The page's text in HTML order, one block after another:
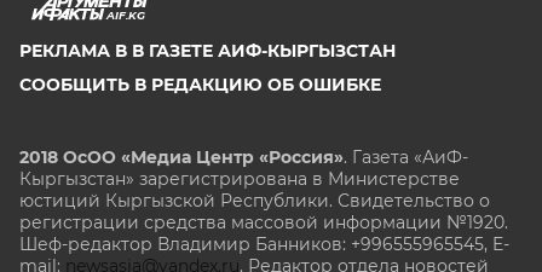
AIF.KG
РЕКЛАМА В В ГАЗЕТЕ АИФ-КЫРГЫЗСТАН
СООБЩИТЬ В РЕДАКЦИЮ ОБ ОШИБКЕ
2018 ОсОО «Медиа Центр «Россия». Газета «АиФ-
Кыргызстан» зарегистрирована в Министерстве
юстиций Кыргызской Республики. Свидетельство о
регистрации средства массовой информации №1920.
Шеф-редактор Владимир Банников: +996555965545, E-
mail: newsasia@yandex.ru. Редактор отдела новостей